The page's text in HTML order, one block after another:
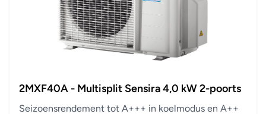
2MXF40A - Multisplit Sensira 4,0 kW 2-poorts
Seizoensrendement tot A+++ in koelmodus en A++